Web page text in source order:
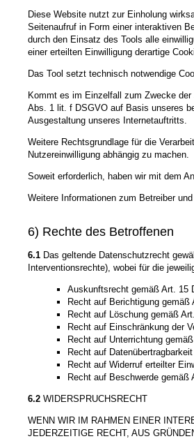
Diese Website nutzt zur Einholung
Seitenaufruf in Form einer interaktiven
durch den Einsatz des Tools alle
einer erteilten Einwilligung derartige
Das Tool setzt technisch notwendige
Kommt es im Einzelfall zum Zwecke
Abs. 1 lit. f DSGVO auf Basis unseres
Ausgestaltung unseres Internetauftritts.
Weitere Rechtsgrundlage für die
Nutzereinwilligung abhängig zu machen.
Soweit erforderlich, haben wir mit dem
Weitere Informationen zum Betreiber
6) Rechte des Betroffenen
6.1 Das geltende Datenschutzrecht
Interventionsrechte), wobei für die
Auskunftsrecht gemäß Art. 15
Recht auf Berichtigung gemäß
Recht auf Löschung gemäß
Recht auf Einschränkung der
Recht auf Unterrichtung
Recht auf
Recht auf Widerruf erteilter
Recht auf Beschwerde gemäß
6.2 WIDERSPRUCHSRECHT
WENN WIR IM RAHMEN EINER
JEDERZEITIGE RECHT, AUS